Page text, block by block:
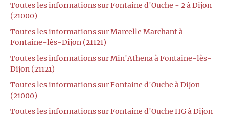
Toutes les informations sur Fontaine d'Ouche - 2 à Dijon
(21000)
Toutes les informations sur Marcelle Marchant à
Fontaine-lès-Dijon (21121)
Toutes les informations sur Min'Athena à Fontaine-lès-
Dijon (21121)
Toutes les informations sur Fontaine d'Ouche à Dijon
(21000)
Toutes les informations sur Fontaine d'Ouche HG à Dijon